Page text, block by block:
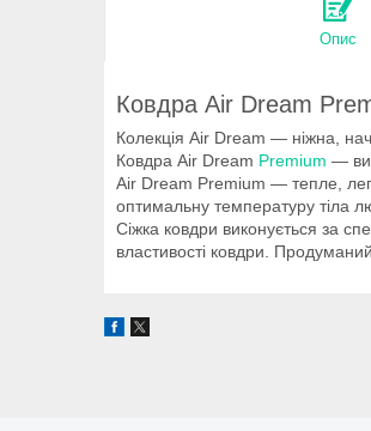
Опис
Ковдра Air Dream
Колекція Air Dream — ніжна,
Ковдра Air Dream Premium —
Air Dream Premium — тепле,
оптимальну температуру тіла
Сіжка ковдри виконується за
властивості ковдри.